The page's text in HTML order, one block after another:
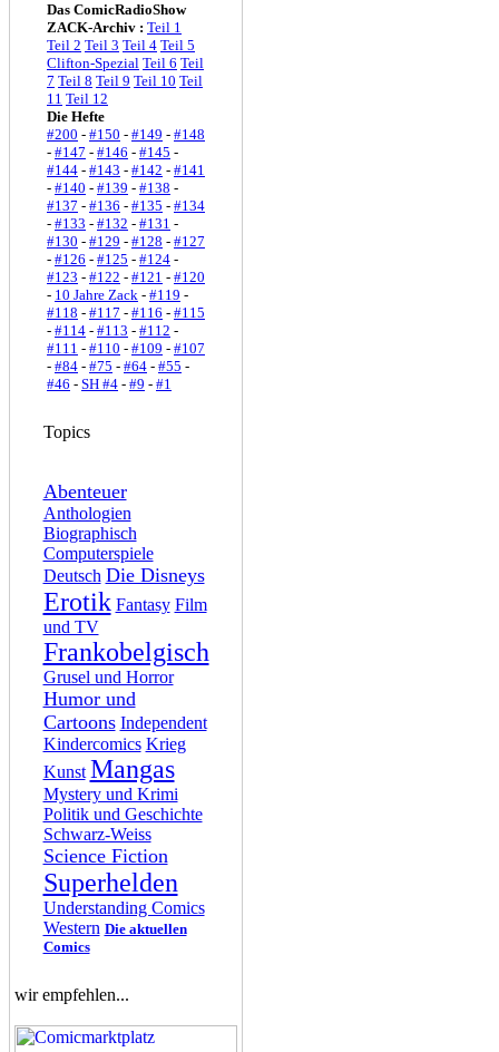
Das ComicRadioShow
ZACK-Archiv : Teil 1
Teil 2 Teil 3 Teil 4 Teil 5
Clifton-Spezial Teil 6 Teil
7 Teil 8 Teil 9 Teil 10 Teil
11 Teil 12
Die Hefte
#200 - #150 - #149 - #148
- #147 - #146 - #145 -
#144 - #143 - #142 - #141
- #140 - #139 - #138 -
#137 - #136 - #135 - #134
- #133 - #132 - #131 -
#130 - #129 - #128 - #127
- #126 - #125 - #124 -
#123 - #122 - #121 - #120
- 10 Jahre Zack - #119 -
#118 - #117 - #116 - #115
- #114 - #113 - #112 -
#111 - #110 - #109 - #107
- #84 - #75 - #64 - #55 -
#46 - SH #4 - #9 - #1
Topics
Abenteuer
Anthologien
Biographisch
Computerspiele
Deutsch Die Disneys
Erotik Fantasy Film
und TV
Frankobelgisch
Grusel und Horror
Humor und
Cartoons Independent
Kindercomics Krieg
Kunst Mangas
Mystery und Krimi
Politik und Geschichte
Schwarz-Weiss
Science Fiction
Superhelden
Understanding Comics
Western Die aktuellen
Comics
wir empfehlen...